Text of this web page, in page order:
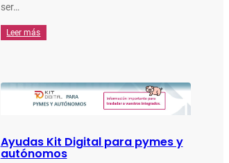
ser…
Leer más
Ayudas Kit Digital para pymes y
autónomos